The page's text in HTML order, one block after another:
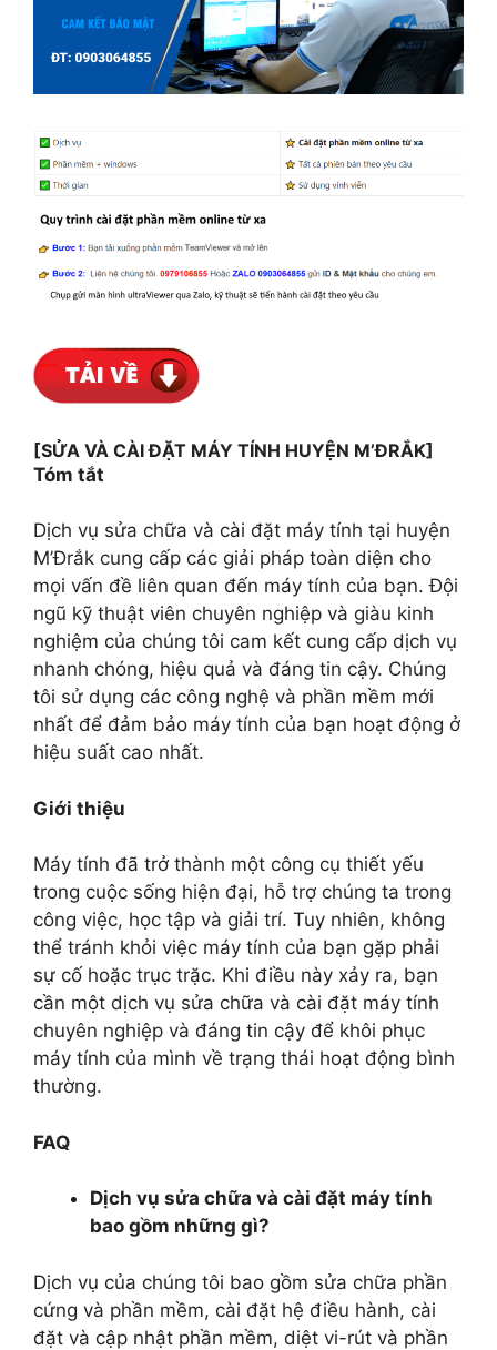
[SỬA VÀ CÀI ĐẶT MÁY TÍNH HUYỆN M’ĐRẮK]
Tóm tắt
Dịch vụ sửa chữa và cài đặt máy tính tại huyện
M’Đrắk cung cấp các giải pháp toàn diện cho
mọi vấn đề liên quan đến máy tính của bạn. Đội
ngũ kỹ thuật viên chuyên nghiệp và giàu kinh
nghiệm của chúng tôi cam kết cung cấp dịch vụ
nhanh chóng, hiệu quả và đáng tin cậy. Chúng
tôi sử dụng các công nghệ và phần mềm mới
nhất để đảm bảo máy tính của bạn hoạt động ở
hiệu suất cao nhất.
Giới thiệu
Máy tính đã trở thành một công cụ thiết yếu
trong cuộc sống hiện đại, hỗ trợ chúng ta trong
công việc, học tập và giải trí. Tuy nhiên, không
thể tránh khỏi việc máy tính của bạn gặp phải
sự cố hoặc trục trặc. Khi điều này xảy ra, bạn
cần một dịch vụ sửa chữa và cài đặt máy tính
chuyên nghiệp và đáng tin cậy để khôi phục
máy tính của mình về trạng thái hoạt động bình
thường.
FAQ
Dịch vụ sửa chữa và cài đặt máy tính
bao gồm những gì?
Dịch vụ của chúng tôi bao gồm sửa chữa phần
cứng và phần mềm, cài đặt hệ điều hành, cài
đặt và cập nhật phần mềm, diệt vi-rút và phần